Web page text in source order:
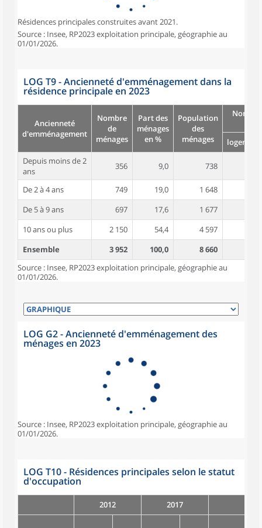
Résidences principales construites avant 2021.
Source : Insee, RP2023 exploitation principale, géographie au
01/01/2026.
LOG T9 - Ancienneté d'emménagement dans la
résidence principale en 2023
Ancienneté
d'emménagement
Nombre
de
ménages
Part des
ménages
en %
Population
des
ménages
logement
Depuis moins de 2
ans
356 9,0 738
De 2 à 4 ans 749 19,0 1 648
De 5 à 9 ans
697 17,6 1 677
10 ans ou plus
2 150 54,4 4 597
Ensemble
3 952 100,0 8 660
Source : Insee, RP2023 exploitation principale, géographie au
01/01/2026.
LOG G2 - Ancienneté d'emménagement des
ménages en 2023
Source : Insee, RP2023 exploitation principale, géographie au
01/01/2026.
LOG T10 - Résidences principales selon le statut
d'occupation
2012 2017